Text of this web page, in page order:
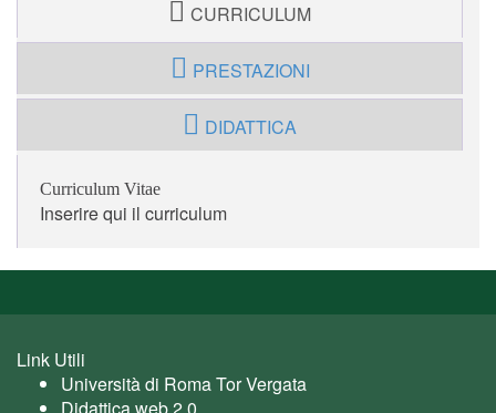
CURRICULUM
PRESTAZIONI
DIDATTICA
Curriculum Vitae
Inserire qui il curriculum
Link Utili
Università di Roma Tor Vergata